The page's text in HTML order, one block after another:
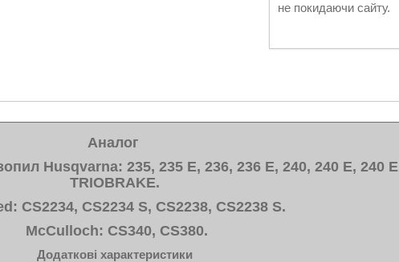
не покидаючи сайту.
Аналог
Husqvarna: 235, 235 E, 236, 236 E, 240, 240 E, 240 E
TRIOBRAKE.
CS2234, CS2234 S, CS2238, CS2238 S.
McCulloch: CS340, CS380.
Додаткові характеристики